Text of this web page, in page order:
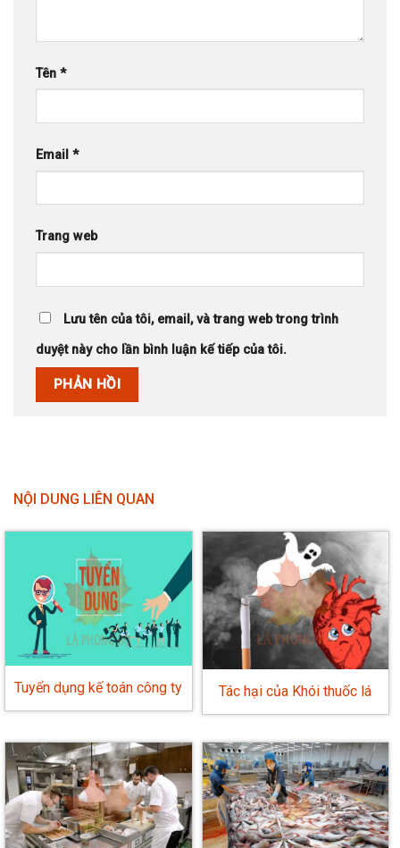
Tên *
Email *
Trang web
Lưu tên của tôi, email, và trang web trong trình
duyệt này cho lần bình luận kế tiếp của tôi.
NỘI DUNG LIÊN QUAN
Tuyển dụng kế toán công ty Tác hại của Khói thuốc lá